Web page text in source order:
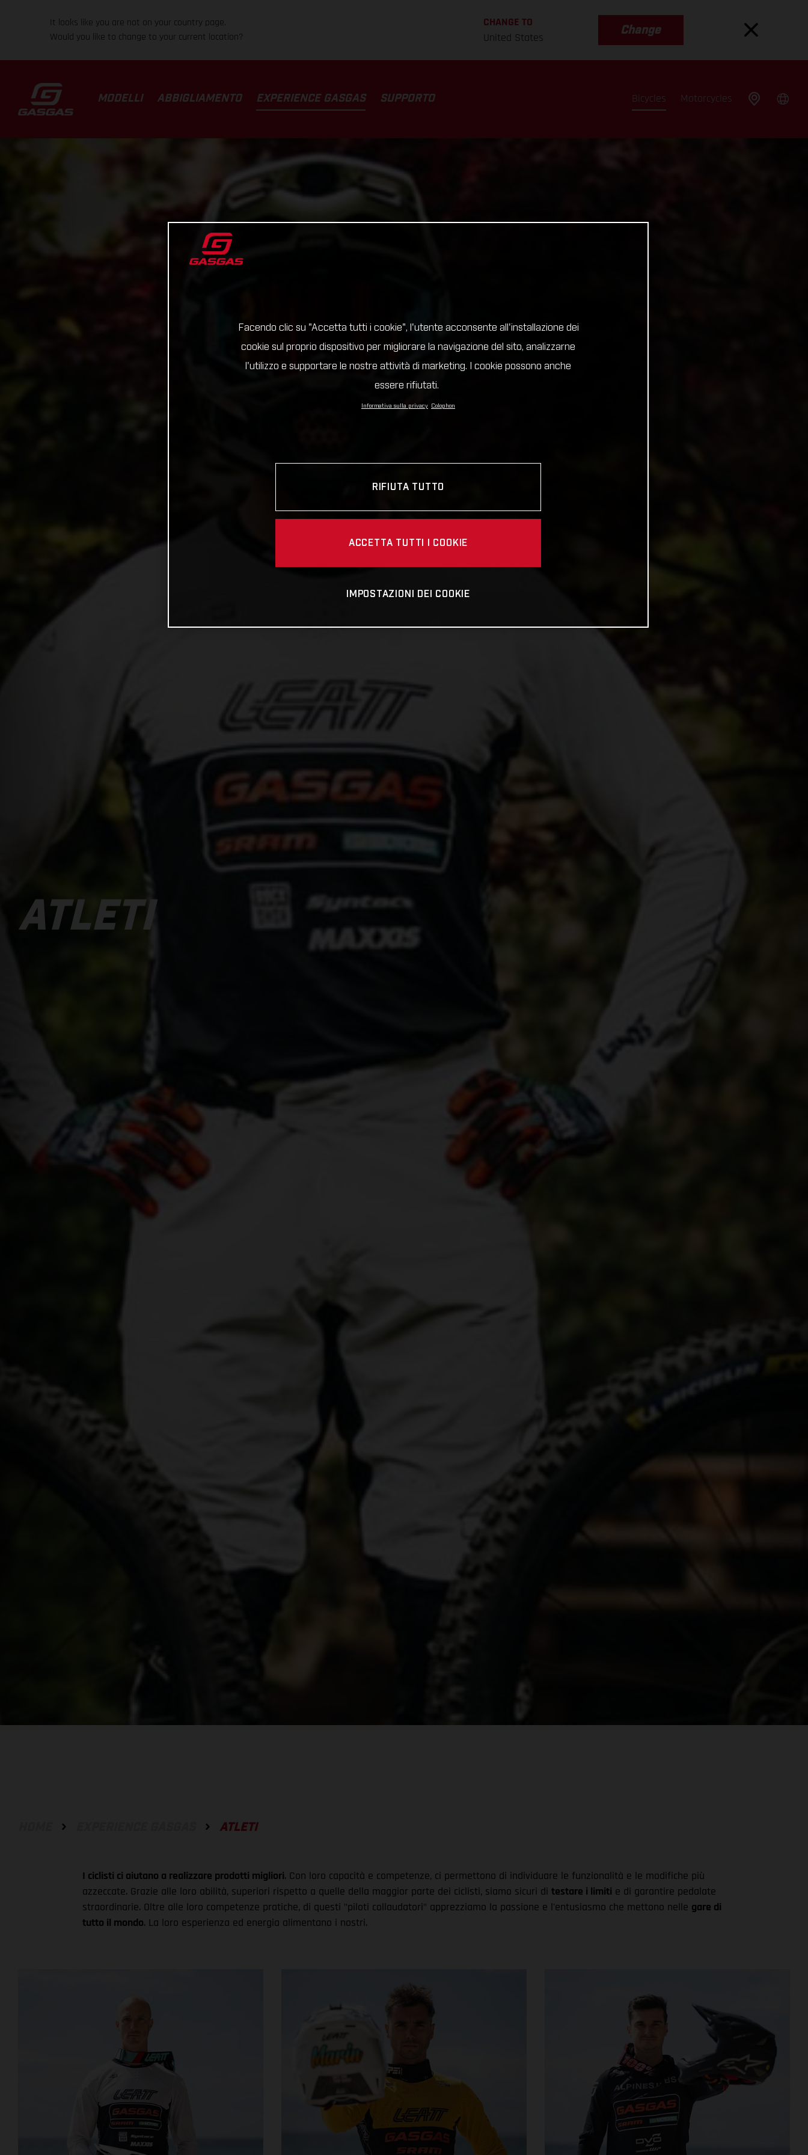
It looks like you are not on your country page.
Would you like to change to your current location?
CHANGE TO
United States
Change
MODELLI ABBIGLIAMENTO EXPERIENCE GASGAS SUPPORTO Bicycles Motorcycles
ATLETI
ATLETI
I ciclisti ci aiutano a realizzare prodotti migliori. Con loro capacità e competenze, ci permettono di individuare le funzionalità e le modifiche più
azzeccate. Grazie alle loro abilità, superiori rispetto a quelle della maggior parte dei ciclisti, siamo sicuri di testare i limiti e di garantire pedalate
straordinarie. Oltre alle loro competenze pratiche, di questi "piloti collaudatori" apprezziamo la passione e l'entusiasmo che mettono nelle gare di
tutto il mondo. La loro esperienza ed energia alimentano i nostri.
Facendo clic su "Accetta tutti i cookie", l'utente acconsente all'installazione dei
cookie sul proprio dispositivo per migliorare la navigazione del sito, analizzarne
l'utilizzo e supportare le nostre attività di marketing. I cookie possono anche
essere rifiutati.
Informativa sulla privacy Colophon
RIFIUTA TUTTO
ACCETTA TUTTI I COOKIE
IMPOSTAZIONI DEI COOKIE